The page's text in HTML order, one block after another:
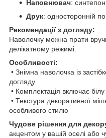
Наповнювач:
Друк: односторонній
Рекомендації з догляду:
Наволочку можна прати
делікатному режимі.
Особливості:
• Знімна наволочка із
догляду
• Комплектація включає
• Текстура декоративної
особливого стилю
Чудове рішення для
акцентом у вашій оселі або